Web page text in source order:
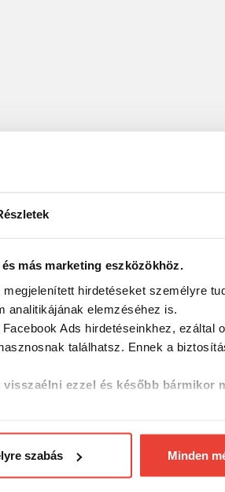
más marketing eszközökhöz.
hirdetéseket személyre
analitikájának elemzéséhez is.
Ads hirdetéseinkhez, ezáltal
találhatsz. Ennek a
ezzel és később bármikor
szabás Minden